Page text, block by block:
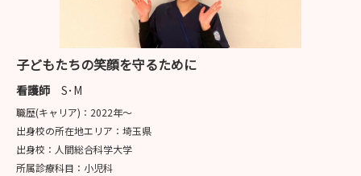
先輩紹介や病棟の雰囲気をお届けしています。
https://www.instagram.com/smug.kango?
igsh=MW9kYXJvZGNsd2F6OQ%3D%3D&utm_source=q
r
★お問い合わせ
📞 049-276-1115
📧 kangokikaku@saitama-med.ac.jp（看護職採
子どもたちの笑顔を守るために
看護師 S･M
職歴(キャリア)： 2022年〜
出身校の所在地エリア： 埼玉県
出身校： 人間総合科学大学
所属診療科目： 小児科